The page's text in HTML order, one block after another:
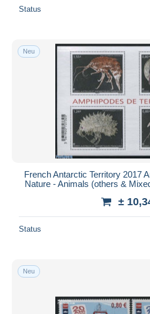
Status
Neu
French Antarctic Territory 2017
Nature - Animals (others &
±
Status
Neu